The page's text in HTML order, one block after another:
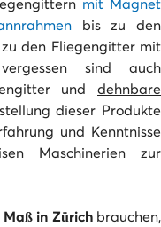
bis zu den
den Fliegengitter mit
sind auch
unddehnbare
dieser Produkte
und Kenntnisse
Maschinerien zur
in Zürich brauchen,